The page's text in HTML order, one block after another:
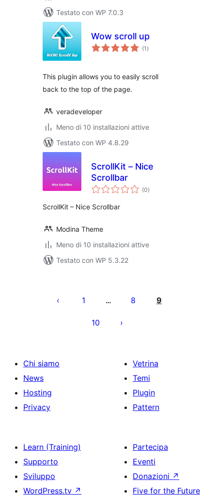
Testato con WP 7.0.3
Wow scroll up
(1 valutazioni
totali
)
This plugin allows you to easily scroll
back to the top of the page.
veradeveloper
Meno di 10 installazioni attive
Testato con WP 4.8.29
ScrollKit – Nice
Scrollbar
(0valutazioni
totali
)
ScrollKit – Nice Scrollbar
Modina Theme
Meno di 10 installazioni attive
Testato con WP 5.3.22
degli
1 … 8 9
10
Chi siamo
News
Hosting
Privacy
Vetrina
Temi
Plugin
Pattern
Learn (Training)
Supporto
Sviluppo
WordPress.tv ↗
Partecipa
Eventi
Donazioni ↗
Five for the Future